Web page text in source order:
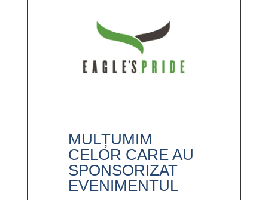
MULȚUMIM
CELOR CARE AU
SPONSORIZAT
EVENIMENTUL